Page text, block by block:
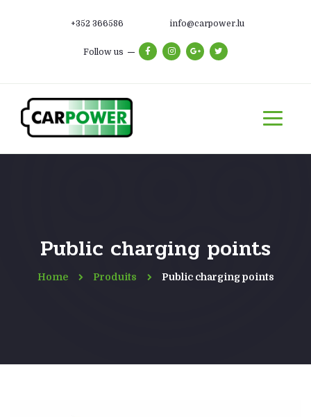
+352 366586 info@carpower.lu
Follow us
Public charging points
Home Produits Public charging points